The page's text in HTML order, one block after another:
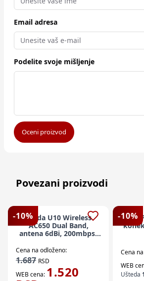
Email adresa
Podelite svoje mišljenje
Oceni proizvod
Povezani proizvodi
-10%
Tenda U10 Wireless
AC650 Dual Band,
antena 6dBi, 200mbps-
USB Adapter Black
Cena na odloženo:
1.687 RSD
WEB cena: 1.520
-10%
Cena
WEB
Ušteda